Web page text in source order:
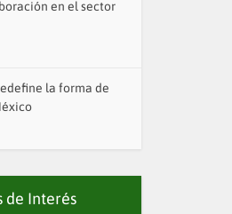
en el sector
la forma de
de Interés